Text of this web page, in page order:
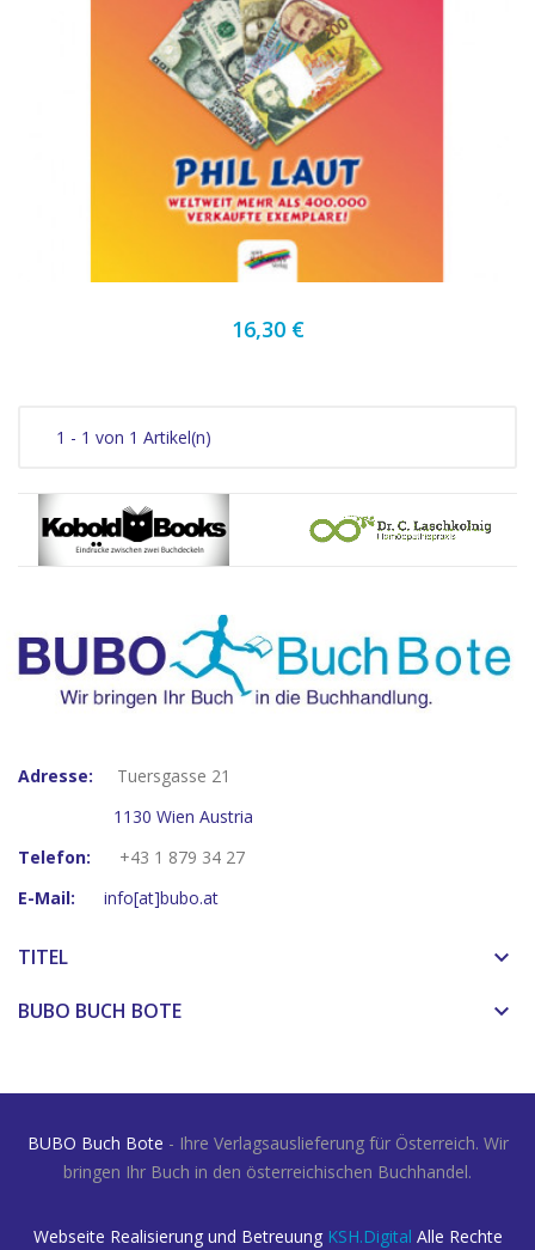
16,30 €
1 - 1 von 1 Artikel(n)
Adresse:
Tuersgasse 21
1130 Wien Austria
Telefon:
+43 1 879 34 27
E-Mail:
info[at]bubo.at
TITEL keyboard_arrow_down
BUBO BUCH BOTE keyboard_arrow_down
BUBO Buch Bote - Ihre Verlagsauslieferung für Österreich. Wir
bringen Ihr Buch in den österreichischen Buchhandel.
Webseite Realisierung und Betreuung KSH.Digital Alle Rechte